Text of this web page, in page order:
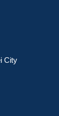
City